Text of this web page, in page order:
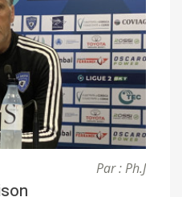
Par : Ph.J